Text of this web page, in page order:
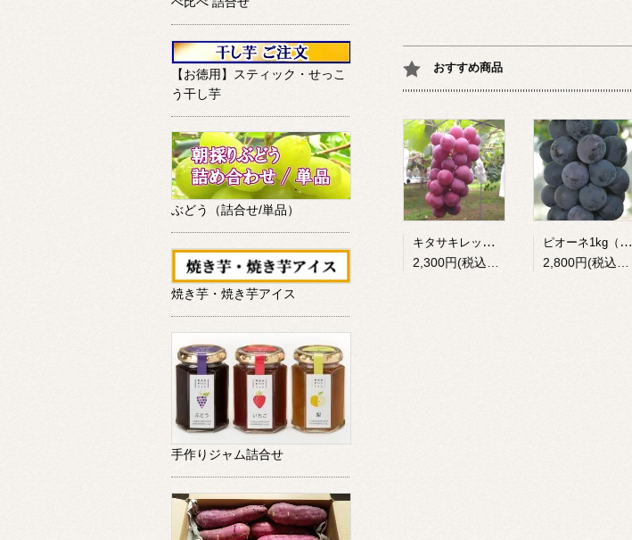
おすすめ商品
キタサキレッド1kg（欧米系） ピオーネ1kg（欧米系）
【お徳用】スティック・せっこ
う干し芋
ぶどう（詰合せ/単品）
焼き芋・焼き芋アイス
手作りジャム詰合せ